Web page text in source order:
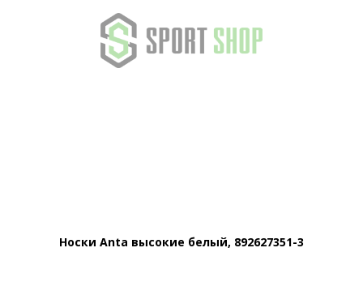
Носки Anta высокие белый, 892627351-3